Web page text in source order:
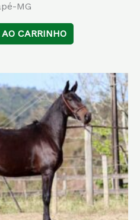
MG
CARRINHO